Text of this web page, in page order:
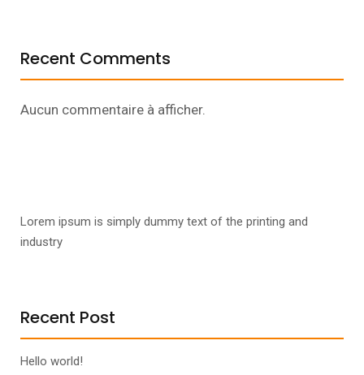
Recent Comments
Aucun commentaire à afficher.
Lorem ipsum is simply dummy text of the printing and
industry
Recent Post
Hello world!